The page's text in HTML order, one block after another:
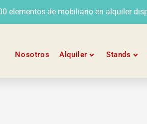
elementos de mobiliario en alquiler
Nosotros Alquiler Stands